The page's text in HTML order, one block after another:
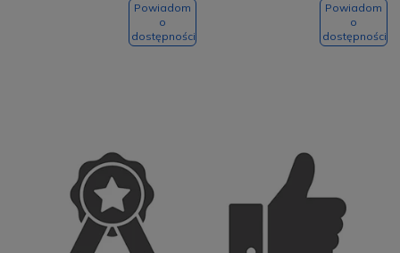
Powiadom
o
dostępności
Powiadom
o
dostępności